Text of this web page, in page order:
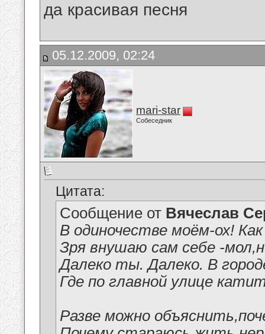
да красивая песня
05.12.2009, 02:24
mari-star
Собеседник
Цитата:
Сообщение от Вячеслав
В одиночестве моём-ох!
Зря внушаю сам себе -
Далеко ты. Далеко. В
Где по главной улице
Разве можно